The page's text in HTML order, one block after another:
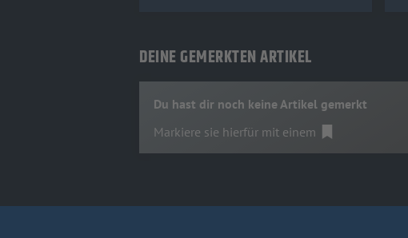
DEINE GEMERKTEN ARTIKEL
Du hast dir noch keine Artikel gemerkt
Markiere sie hierfür mit einem